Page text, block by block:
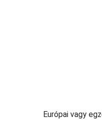
Európai vagy